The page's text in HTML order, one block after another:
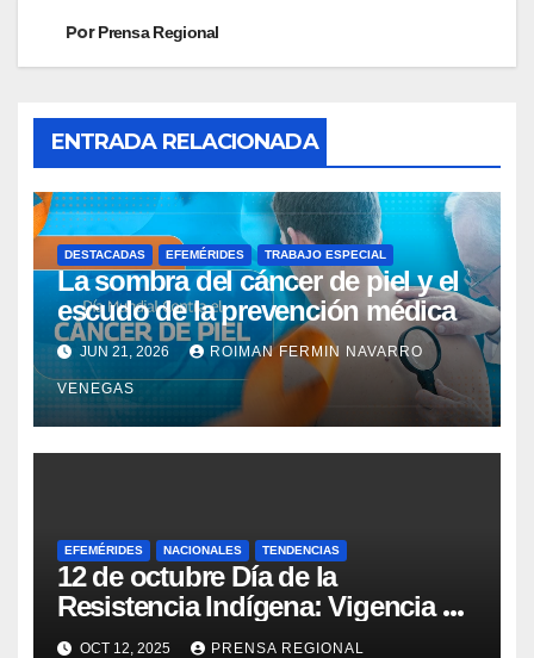
PorPrensa Regional
ENTRADA RELACIONADA
DESTACADAS EFEMÉRIDES TRABAJO ESPECIAL
La sombra del cáncer de piel y el
escudo de la prevención médica
JUN 21, 2026 ROIMAN FERMIN NAVARRO
VENEGAS
EFEMÉRIDES NACIONALES TENDENCIAS
12 de octubre Día de la
Resistencia Indígena: Vigencia de
la lucha y la salud pluricultural
OCT 12, 2025 PRENSA REGIONAL